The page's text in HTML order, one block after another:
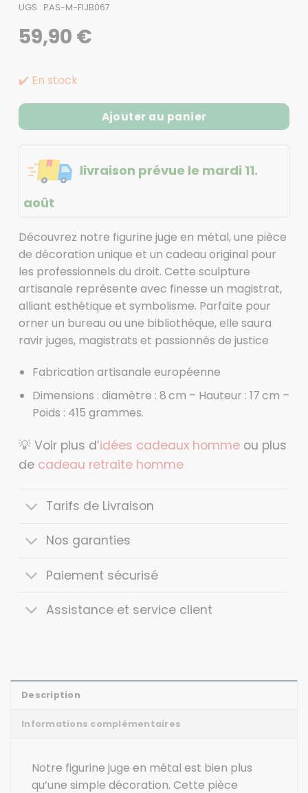
UGS : PAS-M-FIJB067
59,90 €
✔️ En stock
Ajouter au panier
livraison prévue le mardi 11.
août
Découvrez notre figurine juge en métal, une pièce
de décoration unique et un cadeau original pour
les professionnels du droit. Cette sculpture
artisanale représente avec finesse un magistrat,
alliant esthétique et symbolisme. Parfaite pour
orner un bureau ou une bibliothèque, elle saura
ravir juges, magistrats et passionnés de justice
Fabrication artisanale européenne
Dimensions : diamètre : 8 cm – Hauteur : 17 cm –
Poids : 415 grammes.
💡 Voir plus d’idées cadeaux hommeou plus
de cadeau retraite homme
Tarifs de Livraison
Nos garanties
Paiement sécurisé
Assistance et service client
Description
Informations complémentaires
Notre figurine juge en métal est bien plus
qu’une simple décoration. Cette pièce